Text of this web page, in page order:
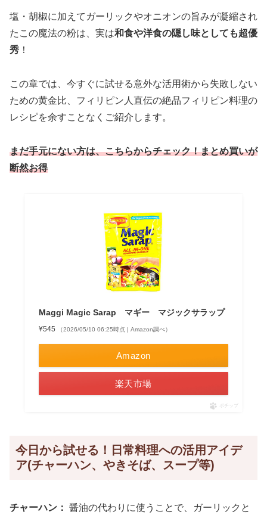
塩・胡椒に加えてガーリックやオニオンの旨みが凝縮され
たこの魔法の粉は、実は和食や洋食の隠し味としても超優
秀 ！
この章では、今すぐに試せる意外な活用術から失敗しない
ための黄金比、フィリピン人直伝の絶品フィリピン料理の
レシピを余すことなくご紹介します。
まだ手元にない方は、こちらからチェック！まとめ買いが
断然お得
Maggi Magic Sarap マギー マジックサラップ
¥545 （2026/05/10 06:25時点 | Amazon調べ）
Amazon
楽天市場
ポチップ
今日から試せる！日常料理への活用アイデ
ア(チャーハン、やきそば、スープ等)
チャーハン： 醤油の代わりに使うことで、ガーリックと